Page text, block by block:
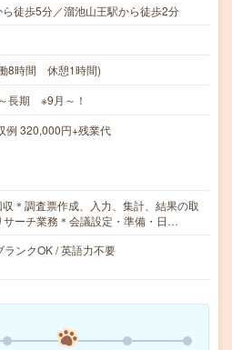
徒歩5分／溜池山王駅から徒歩2分
8時間 休憩1時間)
長期 ※9月～！
320,000円+残業代
収＊調査票作成、入力、集計、結果の取
サーチ業務＊会議設定・準備・日…
ランクOK / 英語力不要